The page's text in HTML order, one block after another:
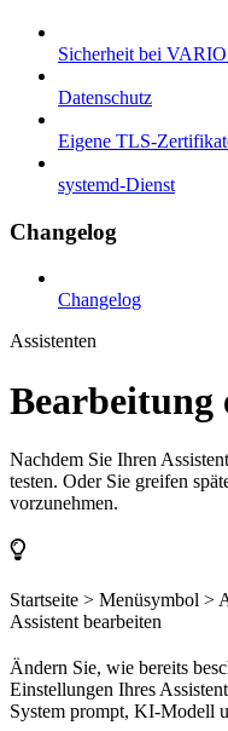
Sicherheit bei
Datenschutz
Eigene TLS-
systemd-Dienst
Changelog
Changelog
Assistenten
Bearbeitung
Nachdem Sie Ihren
testen. Oder Sie greifen
vorzunehmen.
Startseite > Menüsymbol >
Assistent bearbeiten
Ändern Sie, wie bereits
Einstellungen Ihres
System prompt, KI-Modell